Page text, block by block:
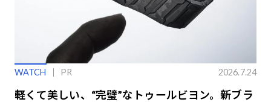
WATCH PR 2026.7.24
軽くて美しい、“完璧”なトゥールビヨン。新ブラ